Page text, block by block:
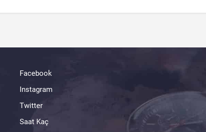
Facebook
Instagram
Twitter
Saat Kaç